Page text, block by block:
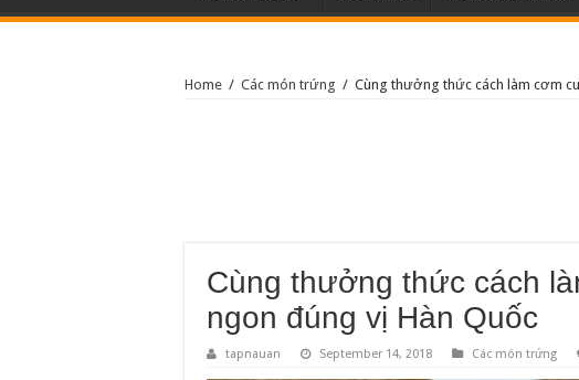
Home / Các món trứng / Cùng thưởng thức cách làm cơm
Cùng thưởng thức cách
ngon đúng vị Hàn Quốc
tapnauan September 14, 2018 Các món trứng